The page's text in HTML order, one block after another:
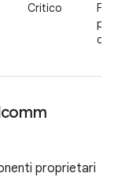
Critico
proprietari